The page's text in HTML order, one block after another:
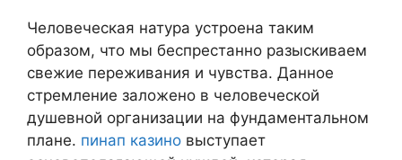
Человеческая натура устроена таким
образом, что мы беспрестанно разыскиваем
свежие переживания и чувства. Данное
стремление заложено в человеческой
душевной организации на фундаментальном
плане. пинап казино выступает